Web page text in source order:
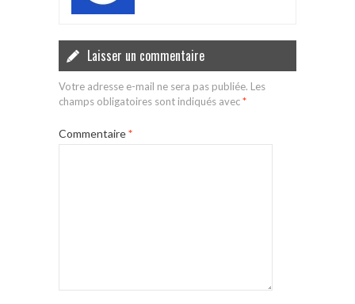
Laisser un commentaire
Votre adresse e-mail ne sera pas publiée. Les
champs obligatoires sont indiqués avec*
Commentaire*